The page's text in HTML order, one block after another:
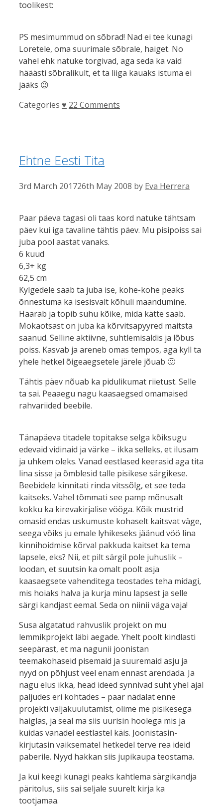
toolikest:
PS mesimummud on sõbrad! Nad ei tee kunagi
Loretele, oma suurimale sõbrale, haiget. No
vahel ehk natuke torgivad, aga seda ka vaid
hääästi sõbralikult, et ta liiga kauaks istuma ei
jääks 😉
Categories ♥ 22 Comments
Ehtne Eesti Tita
3rd March 201726th May 2008 by Eva Herrera
Paar päeva tagasi oli taas kord natuke tähtsam
päev kui iga tavaline tähtis päev. Mu pisipoiss sai
juba pool aastat vanaks.
6 kuud
6,3+ kg
62,5 cm
Kylgedele saab ta juba ise, kohe-kohe peaks
õnnestuma ka isesisvalt kõhuli maandumine.
Haarab ja topib suhu kõike, mida kätte saab.
Mokaotsast on juba ka kõrvitsapyyred maitsta
saanud. Selline aktiivne, suhtlemisaldis ja lõbus
poiss. Kasvab ja areneb omas tempos, aga kyll ta
yhele hetkel õigeaegsetele järele jõuab 🙂
Tähtis päev nõuab ka pidulikumat riietust. Selle
ta sai. Peaaegu nagu kaasaegsed omamaised
rahvariided beebile.
Tänapäeva titadele topitakse selga kõiksugu
edevaid vidinaid ja värke – ikka selleks, et ilusam
ja uhkem oleks. Vanad eestlased keerasid aga tita
lina sisse ja õmblesid talle pisikese särgikese.
Beebidele kinnitati rinda vitssõlg, et see teda
kaitseks. Vahel tõmmati see pamp mõnusalt
kokku ka kirevakirjalise vööga. Kõik mustrid
omasid endas uskumuste kohaselt kaitsvat väge,
seega võiks ju emale lyhikeseks jäänud vöö lina
kinnihoidmise kõrval pakkuda kaitset ka tema
lapsele, eks? Nii, et pilt särgil pole juhuslik –
loodan, et suutsin ka omalt poolt asja
kaasaegsete vahenditega teostades teha midagi,
mis hoiaks halva ja kurja minu lapsest ja selle
särgi kandjast eemal. Seda on niinii väga vaja!
Susa algatatud rahvuslik projekt on mu
lemmikprojekt läbi aegade. Yhelt poolt kindlasti
seepärast, et ma nagunii joonistan
teemakohaseid pisemaid ja suuremaid asju ja
nyyd on põhjust veel enam ennast arendada. Ja
nagu elus ikka, head ideed synnivad suht yhel ajal
paljudes eri kohtades – paar nädalat enne
projekti väljakuulutamist, olime me pisikesega
haiglas, ja seal ma siis uurisin hoolega mis ja
kuidas vanadel eestlastel käis. Joonistasin-
kirjutasin vaiksematel hetkedel terve rea ideid
paberile. Nyyd hakkan siis jupikaupa teostama.
Ja kui keegi kunagi peaks kahtlema särgikandja
päritolus, siis sai seljale suurelt kirja ka
tootjamaa.